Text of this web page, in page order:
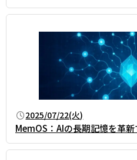
2025/07/22(火)
MemOS：AIの長期記憶を革